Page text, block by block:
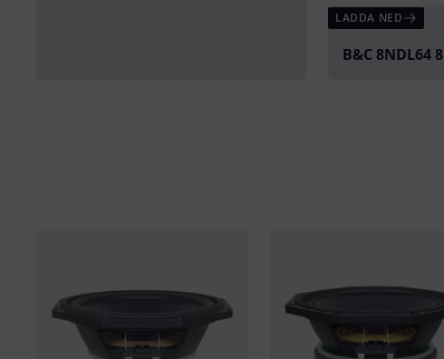
LADDA NED
B&C 8NDL64